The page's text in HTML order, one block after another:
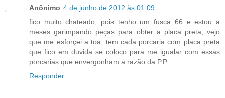
Anônimo 4 de junho de 2012 às 01:09
fico muito chateado, pois tenho um fusca 66 e estou a
meses garimpando peças para obter a placa preta, vejo
que me esforçei a toa, tem cada porcaria com placa preta
que fico em duvida se coloco para me igualar com essas
porcarias que envergonham a razão da P.P.
Responder